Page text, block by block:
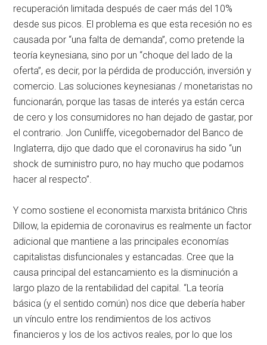
recuperación limitada después de caer más del 10%
desde sus picos. El problema es que esta recesión no es
causada por “una falta de demanda”, como pretende la
teoría keynesiana, sino por un “choque del lado de la
oferta”, es decir, por la pérdida de producción, inversión y
comercio. Las soluciones keynesianas / monetaristas no
funcionarán, porque las tasas de interés ya están cerca
de cero y los consumidores no han dejado de gastar, por
el contrario. Jon Cunliffe, vicegobernador del Banco de
Inglaterra, dijo que dado que el coronavirus ha sido “un
shock de suministro puro, no hay mucho que podamos
hacer al respecto”.
Y como sostiene el economista marxista británico Chris
Dillow, la epidemia de coronavirus es realmente un factor
adicional que mantiene a las principales economías
capitalistas disfuncionales y estancadas. Cree que la
causa principal del estancamiento es la disminución a
largo plazo de la rentabilidad del capital. “La teoría
básica (y el sentido común) nos dice que debería haber
un vínculo entre los rendimientos de los activos
financieros y los de los activos reales, por lo que los